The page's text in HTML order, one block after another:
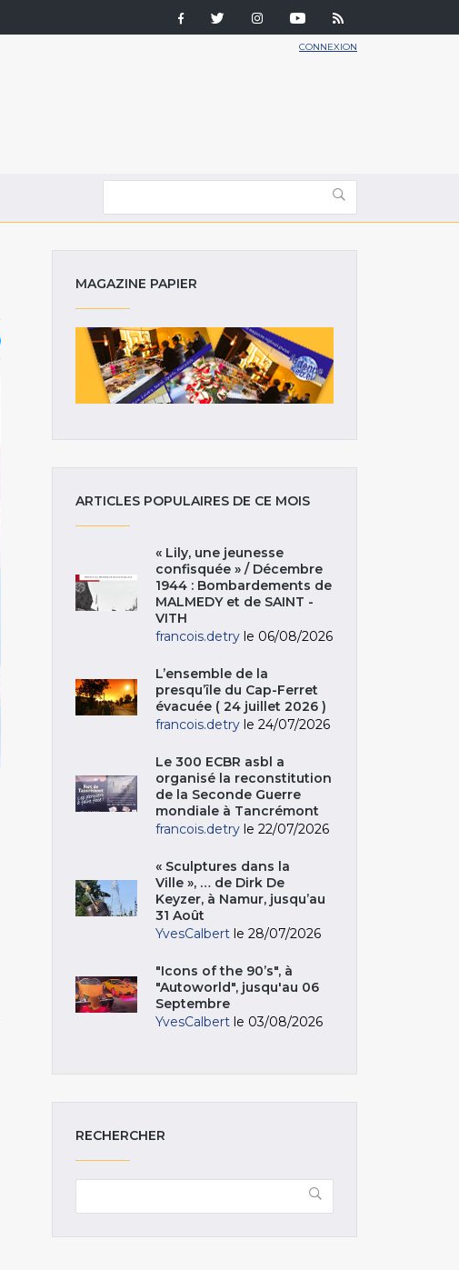
CONNEXION
MAGAZINE PAPIER
ARTICLES POPULAIRES DE CE MOIS
« Lily, une jeunesse
confisquée » / Décembre
1944 : Bombardements de
MALMEDY et de SAINT -
VITH
francois.detry le 06/08/2026
L’ensemble de la
presqu’île du Cap-Ferret
évacuée ( 24 juillet 2026 )
francois.detry le 24/07/2026
Le 300 ECBR asbl a
organisé la reconstitution
de la Seconde Guerre
mondiale à Tancrémont
francois.detry le 22/07/2026
« Sculptures dans la
Ville », … de Dirk De
Keyzer, à Namur, jusqu’au
31 Août
YvesCalbert le 28/07/2026
"Icons of the 90’s", à
"Autoworld", jusqu'au 06
Septembre
YvesCalbert le 03/08/2026
RECHERCHER